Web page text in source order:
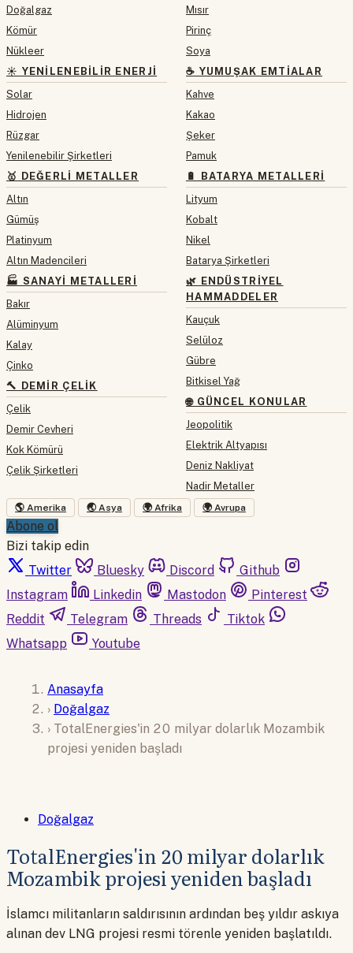
Doğalgaz
Kömür
Nükleer
☀️ YENILENEBILIR ENERJI
Solar
Hidrojen
Rüzgar
Yenilenebilir Şirketleri
🥇 DEĞERLI METALLER
Altın
Gümüş
Platinyum
Altın Madencileri
🏭 SANAYI METALLERI
Bakır
Alüminyum
Kalay
Çinko
🔨 DEMIR ÇELIK
Çelik
Demir Cevheri
Kok Kömürü
Çelik Şirketleri
Mısır
Pirinç
Soya
☕ YUMUŞAK EMTIALAR
Kahve
Kakao
Şeker
Pamuk
🔋 BATARYA METALLERI
Lityum
Kobalt
Nikel
Batarya Şirketleri
🌿 ENDÜSTRIYEL
HAMMADDELER
Kauçuk
Selüloz
Gübre
Bitkisel Yağ
🌐 GÜNCEL KONULAR
Jeopolitik
Elektrik Altyapısı
Deniz Nakliyat
Nadir Metaller
🌎 Amerika 🌏 Asya 🌍 Afrika 🌍 Avrupa
Abone ol
Bizi takip edin
Twitter
Bluesky Discord
Github
Instagram
Linkedin Mastodon
Pinterest
Reddit
Telegram Threads
Tiktok
Whatsapp
Youtube
Anasayfa
› Doğalgaz
› TotalEnergies'in 20 milyar dolarlık Mozambik
projesi yeniden başladı
Doğalgaz
TotalEnergies'in 20 milyar dolarlık
Mozambik projesi yeniden başladı
İslamcı militanların saldırısının ardından beş yıldır askıya
alınan dev LNG projesi resmi törenle yeniden başlatıldı.